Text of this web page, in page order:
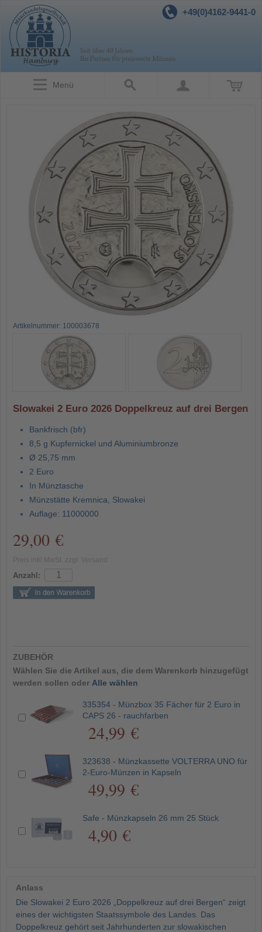
+49(0)4162-9441-0
Menü
Artikelnummer: 100003678
Slowakei 2 Euro 2026 Doppelkreuz auf drei Bergen
Bankfrisch (bfr)
8,5 g Kupfernickel und Aluminiumbronze
Ø 25,75 mm
2 Euro
In Münztasche
Münzstätte Kremnica, Slowakei
Auflage: 11000000
29,00 €
Anzahl:
ZUBEHÖR
Wählen Sie die Artikel aus, die dem Warenkorb hinzugefügt
werden sollen oder Alle wählen
335354 - Münzbox 35 Fächer für 2 Euro in
CAPS 26 - rauchfarben
24,99 €
323638 - Münzkassette VOLTERRA UNO für
2-Euro-Münzen in Kapseln
49,99 €
Safe - Münzkapseln 26 mm 25 Stück
4,90 €
Anlass
Die Slowakei 2 Euro 2026 „Doppelkreuz auf drei Bergen“ zeigt
eines der wichtigsten Staatssymbole des Landes. Das
Doppelkreuz gehört seit Jahrhunderten zur slowakischen